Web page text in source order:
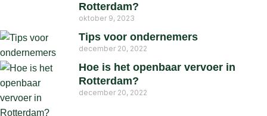
Rotterdam?
oktober 9, 2023
Tips voor ondernemers
december 20, 2022
Hoe is het openbaar vervoer in
Rotterdam?
december 20, 2022